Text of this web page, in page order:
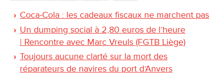
Coca-Cola : les cadeaux fiscaux ne marchent pas
Un dumping social à 2,80 euros de l’heure
| Rencontre avec Marc Vreuls (FGTB Liège)
Toujours aucune clarté sur la mort des
réparateurs de navires du port d’Anvers